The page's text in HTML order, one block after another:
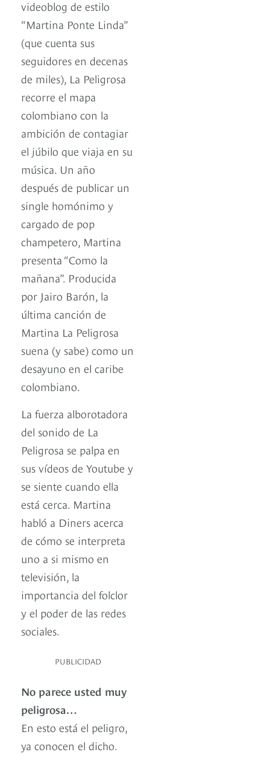
videoblog de estilo
“Martina Ponte Linda”
(que cuenta sus
seguidores en decenas
de miles), La Peligrosa
recorre el mapa
colombiano con la
ambición de contagiar
el júbilo que viaja en su
música. Un año
después de publicar un
single homónimo y
cargado de pop
champetero, Martina
presenta “Como la
mañana”. Producida
por Jairo Barón, la
última canción de
Martina La Peligrosa
suena (y sabe) como un
desayuno en el caribe
colombiano.
La fuerza alborotadora
del sonido de La
Peligrosa se palpa en
sus vídeos de Youtube y
se siente cuando ella
está cerca. Martina
habló a Diners acerca
de cómo se interpreta
uno a si mismo en
televisión, la
importancia del folclor
y el poder de las redes
sociales.
PUBLICIDAD
No parece usted muy
peligrosa…
En esto está el peligro,
ya conocen el dicho.